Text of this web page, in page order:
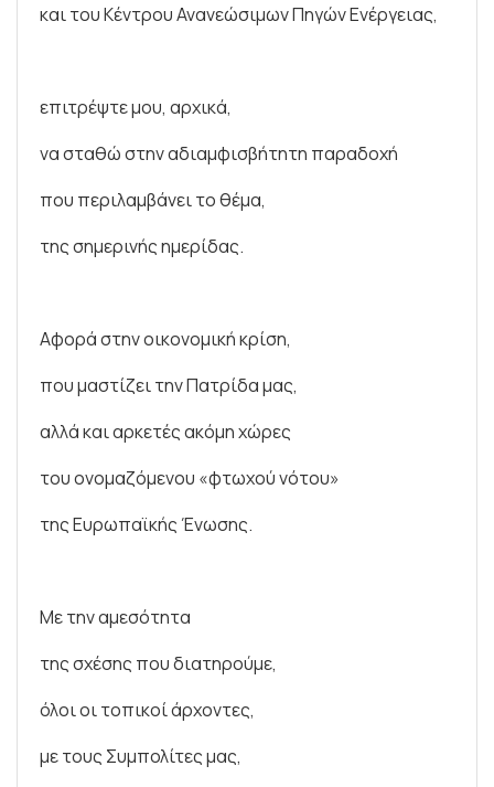
και του Κέντρου Ανανεώσιμων Πηγών Ενέργειας,
επιτρέψτε μου, αρχικά,
να σταθώ στην αδιαμφισβήτητη παραδοχή
που περιλαμβάνει το θέμα,
της σημερινής ημερίδας.
Αφορά στην οικονομική κρίση,
που μαστίζει την Πατρίδα μας,
αλλά και αρκετές ακόμη χώρες
του ονομαζόμενου «φτωχού νότου»
της Ευρωπαϊκής Ένωσης.
Με την αμεσότητα
της σχέσης που διατηρούμε,
όλοι οι τοπικοί άρχοντες,
με τους Συμπολίτες μας,